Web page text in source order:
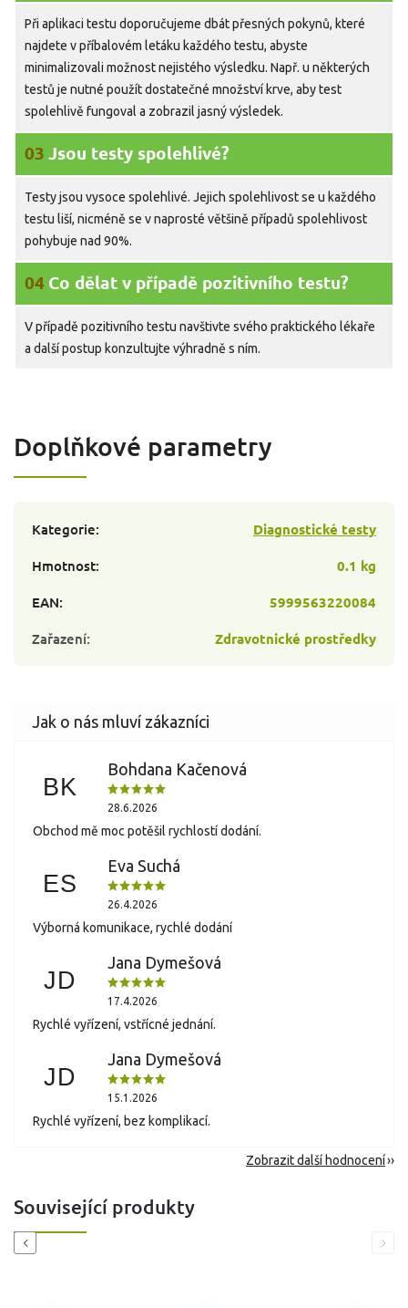
Při aplikaci testu doporučujeme dbát přesných pokynů, které
najdete v příbalovém letáku každého testu, abyste
minimalizovali možnost nejistého výsledku. Např. u některých
testů je nutné použít dostatečné množství krve, aby test
spolehlivě fungoval a zobrazil jasný výsledek.
03 Jsou testy spolehlivé?
Testy jsou vysoce spolehlivé. Jejich spolehlivost se u každého
testu liší, nicméně se v naprosté většině případů spolehlivost
pohybuje nad 90%.
04 Co dělat v případě pozitivního testu?
V případě pozitivního testu navštivte svého praktického lékaře
a další postup konzultujte výhradně s ním.
Doplňkové parametry
Kategorie:
Diagnostické testy
Hmotnost:
0.1 kg
EAN:
5999563220084
Zařazení: Zdravotnické prostředky
BK
Bohdana Kačenová
28.6.2026
Obchod mě moc potěšil rychlostí dodání.
ES
Eva Suchá
26.4.2026
Výborná komunikace, rychlé dodání
JD
Jana Dymešová
17.4.2026
Rychlé vyřízení, vstřícné jednání.
JD
Jana Dymešová
15.1.2026
Rychlé vyřízení, bez komplikací.
Zobrazit další hodnocení
Související produkty
Previous Next